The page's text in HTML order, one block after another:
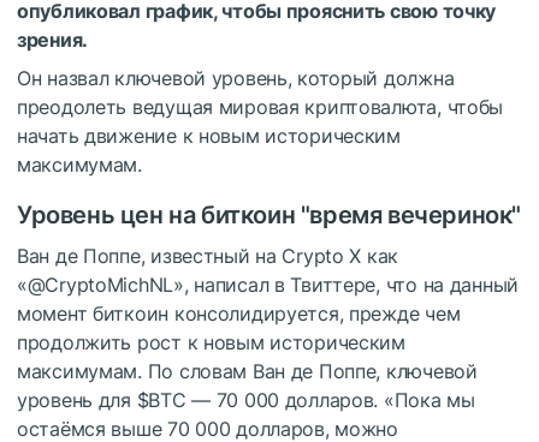
опубликовал график, чтобы прояснить свою точку
зрения.
Он назвал ключевой уровень, который должна
преодолеть ведущая мировая криптовалюта, чтобы
начать движение к новым историческим
максимумам.
Уровень цен на биткоин "время вечеринок"
Ван де Поппе, известный на Crypto X как
«@CryptoMichNL», написал в Твиттере, что на данный
момент биткоин консолидируется, прежде чем
продолжить рост к новым историческим
максимумам. По словам Ван де Поппе, ключевой
уровень для $BTC — 70 000 долларов. «Пока мы
остаёмся выше 70 000 долларов, можно